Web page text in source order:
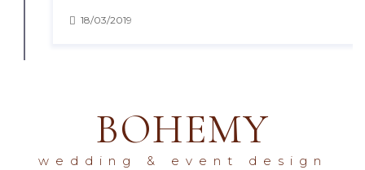
18/03/2019
BOHEMY
wedding & event design